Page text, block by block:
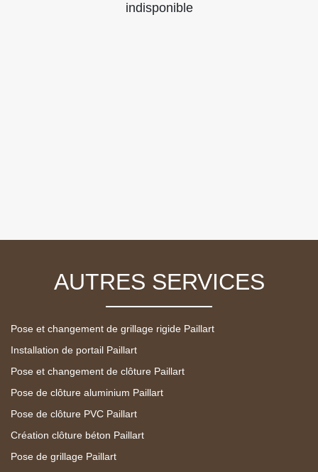
indisponible
AUTRES SERVICES
Pose et changement de grillage rigide Paillart
Installation de portail Paillart
Pose et changement de clôture Paillart
Pose de clôture aluminium Paillart
Pose de clôture PVC Paillart
Création clôture béton Paillart
Pose de grillage Paillart